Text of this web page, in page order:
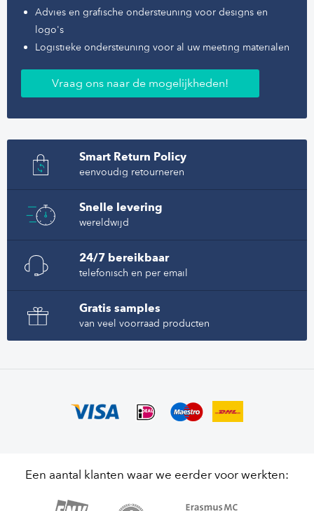
Advies en grafische ondersteuning voor designs en
logo's
Logistieke ondersteuning voor al uw meeting materialen
Vraag ons naar de mogelijkheden!
Smart Return Policy
eenvoudig retourneren
Snelle levering
wereldwijd
24/7 bereikbaar
telefonisch en per email
Gratis samples
van veel voorraad producten
Een aantal klanten waar we eerder voor werkten: